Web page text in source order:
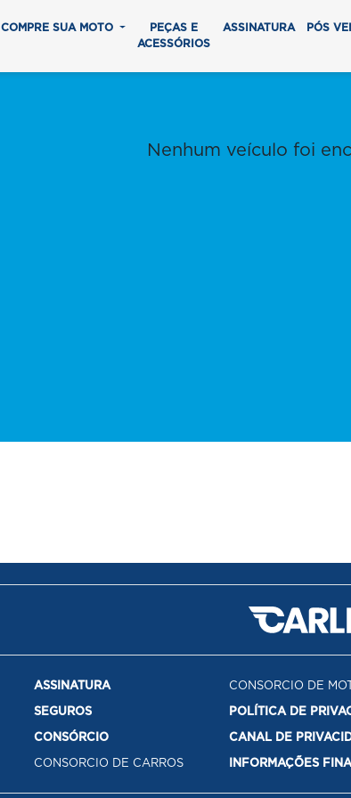
COMPRE SUA MOTO
PEÇAS E
ACESSÓRIOS
ASSINATURA PÓS
Nenhum veículo foi
ASSINATURA
SEGUROS
CONSÓRCIO
CONSORCIO DE CARROS
CONSORCIO DE
POLÍTICA DE
CANAL DE
INFORMAÇÕES